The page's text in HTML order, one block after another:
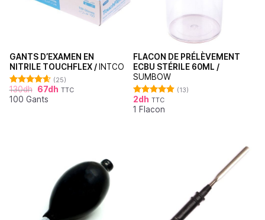
GANTS D’EXAMEN EN
NITRILE TOUCHFLEX / INTCO
Note4.60
sur 5
(25)
130dh 67dh TTC
100 Gants
FLACON DE PRÉLÈVEMENT
ECBU STÉRILE 60ML /
SUMBOW
Note 4.92
sur 5
(13)
2dh TTC
1 Flacon